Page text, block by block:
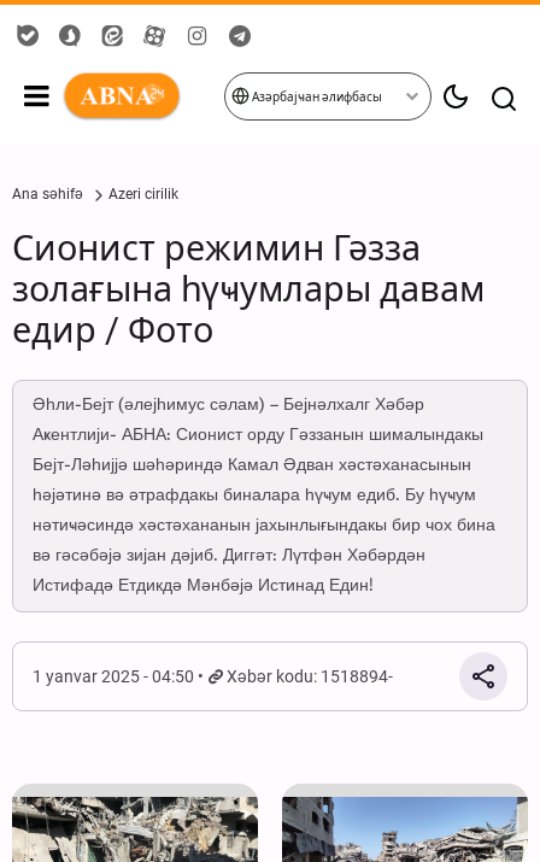
Азәрбајҹан әлифбасы
Ana səhifə Azeri cirilik
Сионист режимин Гәзза
золағына һүҹумлары давам
едир / Фото
Әһли-Бејт (әлејһимус сәлам) – Бејнәлхалг Хәбәр
Аҝентлији- АБНА: Сионист орду Гәззанын шималындакы
Бејт-Ләһијјә шәһәриндә Камал Әдван хәстәханасынын
һәјәтинә вә әтрафдакы биналара һүҹум едиб. Бу һүҹум
нәтиҹәсиндә хәстәхананын јахынлығындакы бир чох бина
вә гәсәбәјә зијан дәјиб. Диггәт: Лүтфән Хәбәрдән
Истифадә Етдикдә Мәнбәјә Истинад Един!
1 yanvar 2025 - 04:50 Xəbər kodu: 1518894-